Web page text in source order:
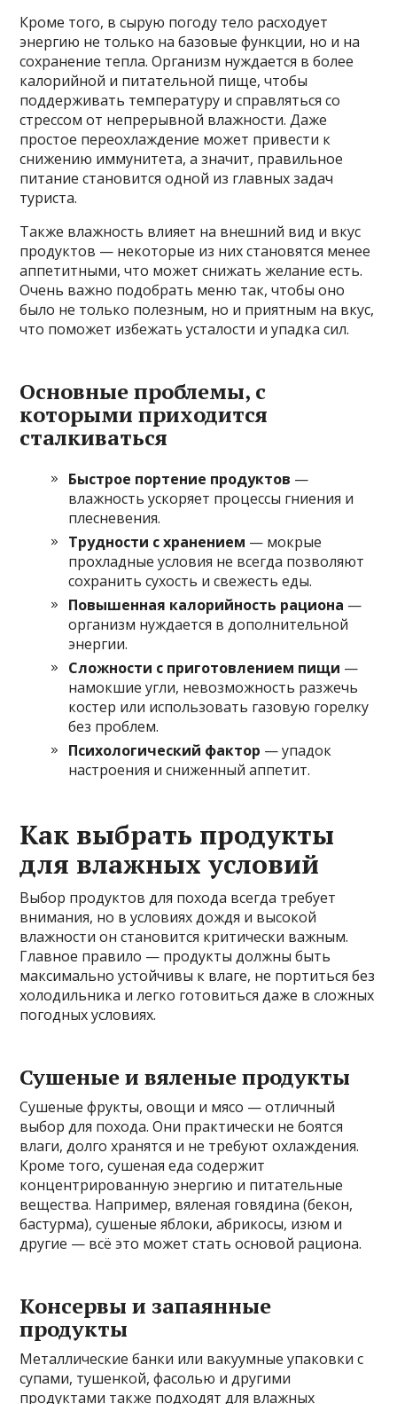
Кроме того, в сырую погоду тело расходует
энергию не только на базовые функции, но и на
сохранение тепла. Организм нуждается в более
калорийной и питательной пище, чтобы
поддерживать температуру и справляться со
стрессом от непрерывной влажности. Даже
простое переохлаждение может привести к
снижению иммунитета, а значит, правильное
питание становится одной из главных задач
туриста.
Также влажность влияет на внешний вид и вкус
продуктов — некоторые из них становятся менее
аппетитными, что может снижать желание есть.
Очень важно подобрать меню так, чтобы оно
было не только полезным, но и приятным на вкус,
что поможет избежать усталости и упадка сил.
Основные проблемы, с
которыми приходится
сталкиваться
Быстрое портение продуктов —
влажность ускоряет процессы гниения и
плесневения.
Трудности с хранением — мокрые
прохладные условия не всегда позволяют
сохранить сухость и свежесть еды.
Повышенная калорийность рациона —
организм нуждается в дополнительной
энергии.
Сложности с приготовлением пищи —
намокшие угли, невозможность разжечь
костер или использовать газовую горелку
без проблем.
Психологический фактор — упадок
настроения и сниженный аппетит.
Как выбрать продукты
для влажных условий
Выбор продуктов для похода всегда требует
внимания, но в условиях дождя и высокой
влажности он становится критически важным.
Главное правило — продукты должны быть
максимально устойчивы к влаге, не портиться без
холодильника и легко готовиться даже в сложных
погодных условиях.
Сушеные и вяленые продукты
Сушеные фрукты, овощи и мясо — отличный
выбор для похода. Они практически не боятся
влаги, долго хранятся и не требуют охлаждения.
Кроме того, сушеная еда содержит
концентрированную энергию и питательные
вещества. Например, вяленая говядина (бекон,
бастурма), сушеные яблоки, абрикосы, изюм и
другие — всё это может стать основой рациона.
Консервы и запаянные
продукты
Металлические банки или вакуумные упаковки с
супами, тушенкой, фасолью и другими
продуктами также подходят для влажных